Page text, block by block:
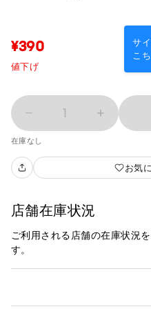
サ
こ
¥390
値下げ
1
在庫なし
お気
店舗在庫状況
ご利用される店舗の在庫状況
す。